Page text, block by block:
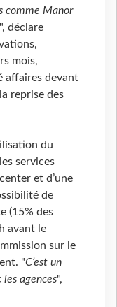
comme Manor
", déclare
mois,
affaires devant
reprise des
du
services
et d’une
de
(15% des
avant le
sur le
"C’est un
agences",